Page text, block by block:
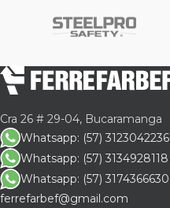
Cra 26 # 29-04, Bucaramanga
Whatsapp: (57) 3123042236
Whatsapp: (57) 3134928118
Whatsapp: (57) 3174366630
ferrefarbef@gmail.com